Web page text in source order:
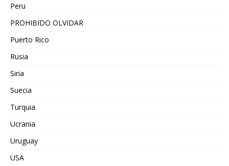
Peru
PROHIBIDO OLVIDAR
Puerto Rico
Rusia
Siria
Suecia
Turquia
Ucrania
Uruguay
USA